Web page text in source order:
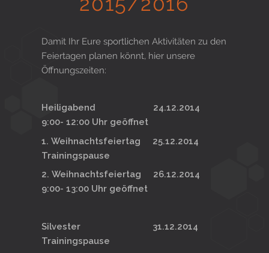
Damit Ihr Eure sportlichen Aktivitäten zu den
Feiertagen planen könnt, hier unsere
Öffnungszeiten:
Heiligabend 24.12.2014
9:00- 12:00 Uhr geöffnet
1. Weihnachtsfeiertag 25.12.2014
Trainingspause
2. Weihnachtsfeiertag 26.12.2014
9:00- 13:00 Uhr geöffnet
Silvester 31.12.2014
Trainingspause